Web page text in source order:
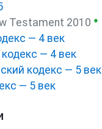
Testament 2010 ●
— 4 век
— 4 век
кодекс — 5 век
— 5 век